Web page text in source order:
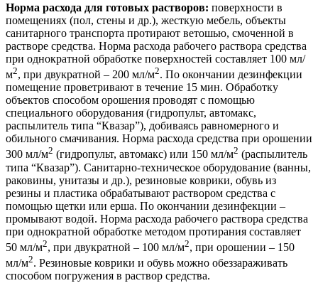
Норма расхода для готовых растворов: поверхности в
помещениях (пол, стены и др.), жесткую мебель, объекты
санитарного транспорта протирают ветошью, смоченной в
растворе средства. Норма расхода рабочего раствора средства
при однократной обработке поверхностей составляет 100 мл/
м2, при двукратной – 200 мл/м2. По окончании дезинфекции
помещение проветривают в течение 15 мин. Обработку
объектов способом орошения проводят с помощью
специального оборудования (гидропульт, автомакс,
распылитель типа “Квазар”), добиваясь равномерного и
обильного смачивания. Норма расхода средства при орошении
300 мл/м2 (гидропульт, автомакс) или 150 мл/м2 (распылитель
типа “Квазар”). Санитарно-техническое оборудование (ванны,
раковины, унитазы и др.), резиновые коврики, обувь из
резины и пластика обрабатывают раствором средства с
помощью щетки или ерша. По окончании дезинфекции –
промывают водой. Норма расхода рабочего раствора средства
при однократной обработке методом протирания составляет
50 мл/м2, при двукратной – 100 мл/м2, при орошении – 150
мл/м2. Резиновые коврики и обувь можно обеззараживать
способом погружения в раствор средства.